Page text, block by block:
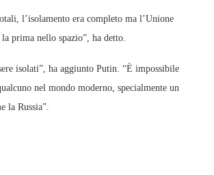
l’isolamento era completo ma l’Unione
prima nello spazio”, ha detto.
isolati”, ha aggiunto Putin. “È impossibile
nel mondo moderno, specialmente un
la Russia”.